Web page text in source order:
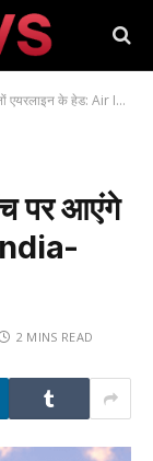
Air India-विस्तारा मर्जर…
पर आएंगे
2 MINS READ